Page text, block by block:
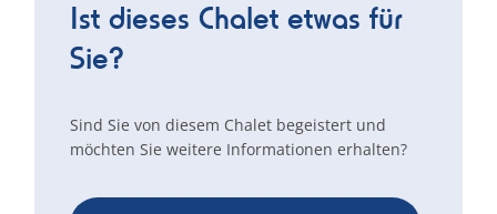
Ist dieses Chalet etwas für
Sie?
Sind Sie von diesem Chalet begeistert und
möchten Sie weitere Informationen erhalten?